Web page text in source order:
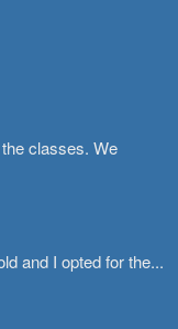
classes. We
and I opted for the...